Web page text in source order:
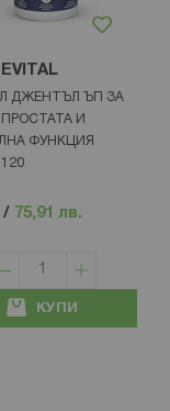
ДЖЕНТЪЛ ЪП ЗА
И
ФУНКЦИЯ
/ 75,91 лв.
КУПИ